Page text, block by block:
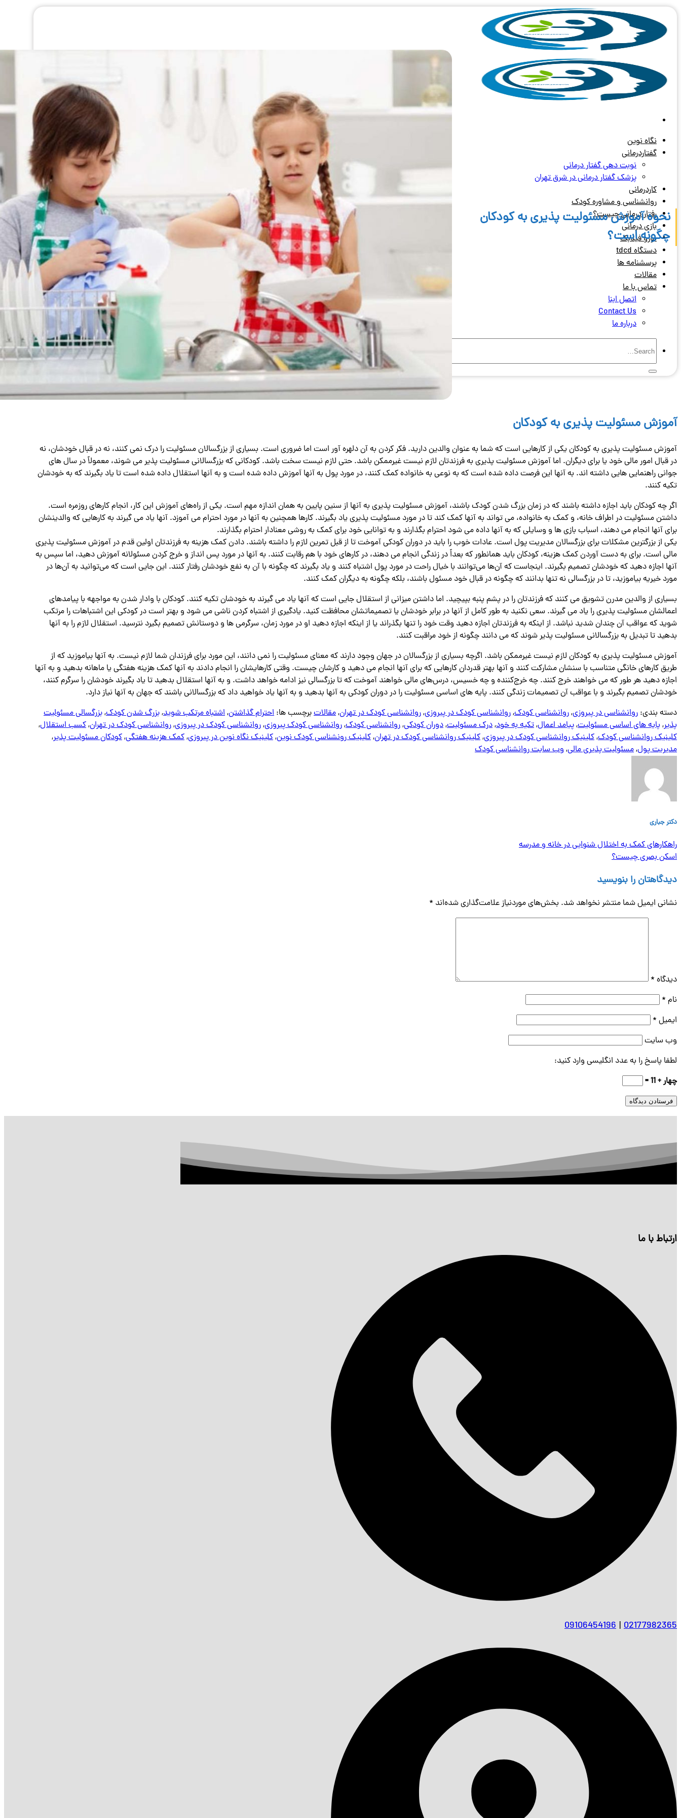
Skip
content
نگاه نوین
گفتاردرمانی
نوبت دهی گفتار درمانی
پزشک گفتار درمانی در شرق تهران
کاردرمانی
روانشناسی و مشاوره کودک
رفتار درمانی چیست؟
بازی درمانی
نورو فیدبک
دستگاه tdcd
پرسشنامه ها
مقالات
تماس با ما
اتصل ابنا
Contact Us
درباره ما
نحوه آموزش مسئولیت پذیری به کودکان
چگونه است؟
آموزش مسئولیت پذیری به کودکان
آموزش مسئولیت پذیری به کودکان یکی از کارهایی است که شما به عنوان والدین دارید. فکر کردن به آن دلهره آور است اما ضروری است. بسیاری از بزرگسالان مسئولیت را درک نمی کنند، نه در قبال خودشان، نه
در قبال امور مالی خود یا برای دیگران. اما آموزش مسئولیت پذیری به فرزندتان لازم نیست غیرممکن باشد. حتی لازم نیست سخت باشد. کودکانی که بزرگسالانی مسئولیت پذیر می شوند، معمولاً در سال های
جوانی راهنمایی هایی داشته اند. به آنها این فرصت داده شده است که به نوعی به خانواده کمک کنند، در مورد پول به آنها آموزش داده شده است و به آنها استقلال داده شده است تا یاد بگیرند که به خودشان
تکیه کنند.
اگر چه کودکان باید اجازه داشته باشند که در زمان بزرگ شدن کودک باشند، آموزش مسئولیت پذیری به آنها از سنین پایین به همان اندازه مهم است. یکی از راه‌های آموزش این کار، انجام کارهای روزمره است.
داشتن مسئولیت در اطراف خانه، و کمک به خانواده، می تواند به آنها کمک کند تا در مورد مسئولیت پذیری یاد بگیرند. کارها همچنین به آنها در مورد احترام می آموزد. آنها یاد می گیرند به کارهایی که والدینشان
برای آنها انجام می دهند، اسباب بازی ها و وسایلی که به آنها داده می شود احترام بگذارند و به توانایی خود برای کمک به روشی معنادار احترام بگذارند.
یکی از بزرگترین مشکلات برای بزرگسالان مدیریت پول است. عادات خوب را باید در دوران کودکی آموخت تا از قبل تمرین لازم را داشته باشند. دادن کمک هزینه به فرزندتان اولین قدم در آموزش مسئولیت پذیری
مالی است. برای به دست آوردن کمک هزینه، کودکان باید همانطور که بعداً در زندگی انجام می دهند، در کارهای خود با هم رقابت کنند. به آنها در مورد پس انداز و خرج کردن مسئولانه آموزش دهید، اما سپس به
آنها اجازه دهید که خودشان تصمیم بگیرند. اینجاست که آن‌ها می‌توانند با خیال راحت در مورد پول اشتباه کنند و یاد بگیرند که چگونه با آن به نفع خودشان رفتار کنند. این جایی است که می‌توانید به آن‌ها در
مورد خیریه بیاموزید، تا در بزرگسالی نه تنها بدانند که چگونه در قبال خود مسئول باشند، بلکه چگونه به دیگران کمک کنند.
بسیاری از والدین مدرن تشویق می کنند که فرزندتان را در پشم پنبه بپیچید. اما داشتن میزانی از استقلال جایی است که آنها یاد می گیرند به خودشان تکیه کنند. کودکان با وادار شدن به مواجهه با پیامدهای
اعمالشان مسئولیت پذیری را یاد می گیرند. سعی نکنید به طور کامل از آنها در برابر خودشان یا تصمیماتشان محافظت کنید. یادگیری از اشتباه کردن ناشی می شود و بهتر است در کودکی این اشتباهات را مرتکب
شوید که عواقب آن چندان شدید نباشد. از اینکه به فرزندتان اجازه دهید وقت خود را تنها بگذراند یا از اینکه اجازه دهید او در مورد زمان، سرگرمی ها و دوستانش تصمیم بگیرد نترسید. استقلال لازم را به آنها
بدهید تا تبدیل به بزرگسالانی مسئولیت پذیر شوند که می دانند چگونه از خود مراقبت کنند.
آموزش مسئولیت پذیری به کودکان لازم نیست غیرممکن باشد. اگرچه بسیاری از بزرگسالان در جهان وجود دارند که معنای مسئولیت را نمی دانند، این مورد برای فرزندان شما لازم نیست. به آنها بیاموزید که از
طریق کارهای خانگی متناسب با سنشان مشارکت کنند و آنها بهتر قدردان کارهایی که برای آنها انجام می دهید و کارشان چیست. وقتی کارهایشان را انجام دادند به آنها کمک هزینه هفتگی یا ماهانه بدهید و به آنها
اجازه دهید هر طور که می خواهند خرج کنند. چه خرج‌کننده و چه خسیس، درس‌های مالی خواهند آموخت که تا بزرگسالی نیز ادامه خواهد داشت. و به آنها استقلال بدهید تا یاد بگیرند خودشان را سرگرم کنند،
خودشان تصمیم بگیرند و با عواقب آن تصمیمات زندگی کنند. پایه های اساسی مسئولیت را در دوران کودکی به آنها بدهید و به آنها یاد خواهید داد که بزرگسالانی باشند که جهان به آنها نیاز دارد.
دسته بندی: روانشناسی در پیروزی,روانشناسی کودک,روانشناسی کودک در پیروزی,روانشناسی کودک در تهران,مقالاتبرچسب ها: احترام گذاشتن,اشتباه مرتکب شوید,بزرگ شدن کودک,بزرگسالی مسئولیت
پذیر,پایه های اساسی مسئولیت,پیامد اعمال,تکیه به خود,درک مسئولیت,دوران کودکی,روانشناسی کودک,روانشناسی کودک پیروزی,روانشناسی کودک در پیروزی,روانشناسی کودک در تهران,کسب استقلال,
کلینیک روانشناسی کودک,کلینیک روانشناسی کودک در پیروزی,کلینیک روانشناسی کودک در تهران,کلینیک رونشناسی کودک نوین,کلینیک نگاه نوین در پیروزی,کمک هزینه هفتگی,کودکان مسئولیت پذیر,
مدیریت پول,مسئولیت پذیری مالی, وب سایت روانشناسی کودک
دکتر جباری
راهکارهای کمک به اختلال شنوایی در خانه و مدرسه
اسکن بصری چیست؟
دیدگاهتان را بنویسید
نشانی ایمیل شما منتشر نخواهد شد. بخش‌های موردنیاز علامت‌گذاری شده‌اند *
دیدگاه *
نام *
ایمیل *
وب‌ سایت
لطفا پاسخ را به عدد انگلیسی وارد کنید:
چهار + 11 =
ارتباط با ما
09106454196 | 02177982365